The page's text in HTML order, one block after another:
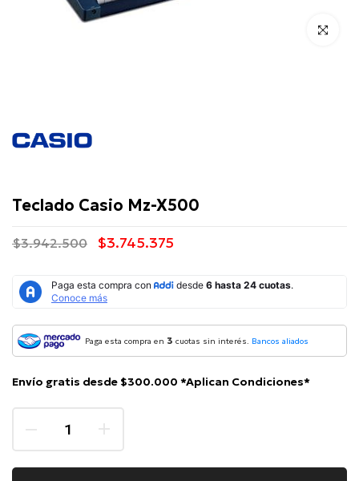
Click para
Teclado Casio Mz-X500
$3.942.500 $3.745.375
Paga esta compra en 3 cuotas sin interés. Bancos aliados
Envío gratis desde $300.000 *Aplican Condiciones*